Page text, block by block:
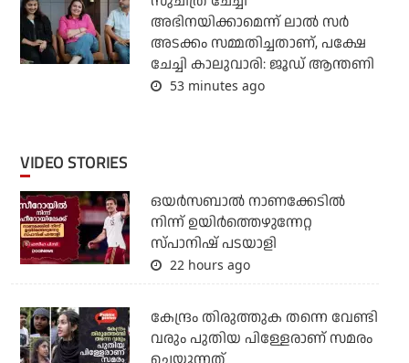
അഭിനയിക്കാമെന്ന് ലാല്‍ സര്‍
അടക്കം സമ്മതിച്ചതാണ്, പക്ഷേ
ചേച്ചി കാലുവാരി: ജൂഡ് ആന്തണി
53 minutes ago
VIDEO STORIES
ഒയര്‍സബാൽ നാണക്കേടിൽ
നിന്ന് ഉയിർത്തെഴുന്നേറ്റ
സ്പാനിഷ് പടയാളി
22 hours ago
കേന്ദ്രം തിരുത്തുക തന്നെ വേണ്ടി
വരും പുതിയ പിള്ളേരാണ് സമരം